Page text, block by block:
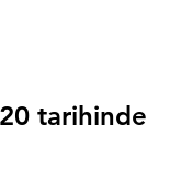
tarihinde